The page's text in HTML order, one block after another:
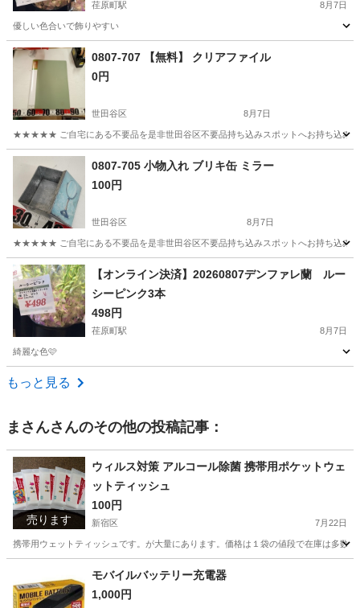
荏原町駅 8月7日
優しい色合いで飾りやすい
東京 大田区 家庭用品 ロマンス
0807-707 【無料】 クリアファイル
0円
世田谷区 8月7日
★★★★★ ご自宅にある不要品を是非世田谷区不要品持ち込みスポットへお持ち込みし
東京 世田谷区 クリアファイル
0807-705 小物入れ ブリキ缶 ミラー
100円
世田谷区 8月7日
★★★★★ ご自宅にある不要品を是非世田谷区不要品持ち込みスポットへお持ち込みし
東京 世田谷区 その他 ブリキ
【オンライン決済】20260807デンファレ蘭 ルー
シーピンク3本
498円
荏原町駅 8月7日
綺麗な色🩷
東京 大田区
もっと見る
まさんさんのその他の投稿記事：
売ります
ウィルス対策 アルコール除菌 携帯用ポケットウェ
ットティッシュ
100円
新宿区 7月22日
携帯用ウェットティッシュです。が大量にあります。価格は１袋の値段で在庫は多
家庭用品 除菌
モバイルバッテリー充電器
1,000円